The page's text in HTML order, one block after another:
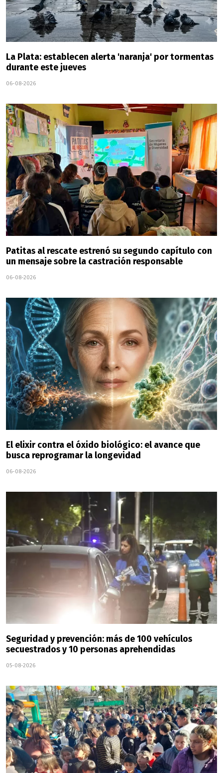
La Plata: establecen alerta 'naranja' por tormentas
durante este jueves
06-08-2026
Patitas al rescate estrenó su segundo capítulo con
un mensaje sobre la castración responsable
06-08-2026
El elixir contra el óxido biológico: el avance que
busca reprogramar la longevidad
06-08-2026
Seguridad y prevención: más de 100 vehículos
secuestrados y 10 personas aprehendidas
05-08-2026